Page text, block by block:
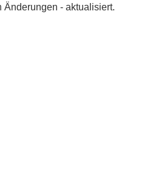
- aktualisiert.